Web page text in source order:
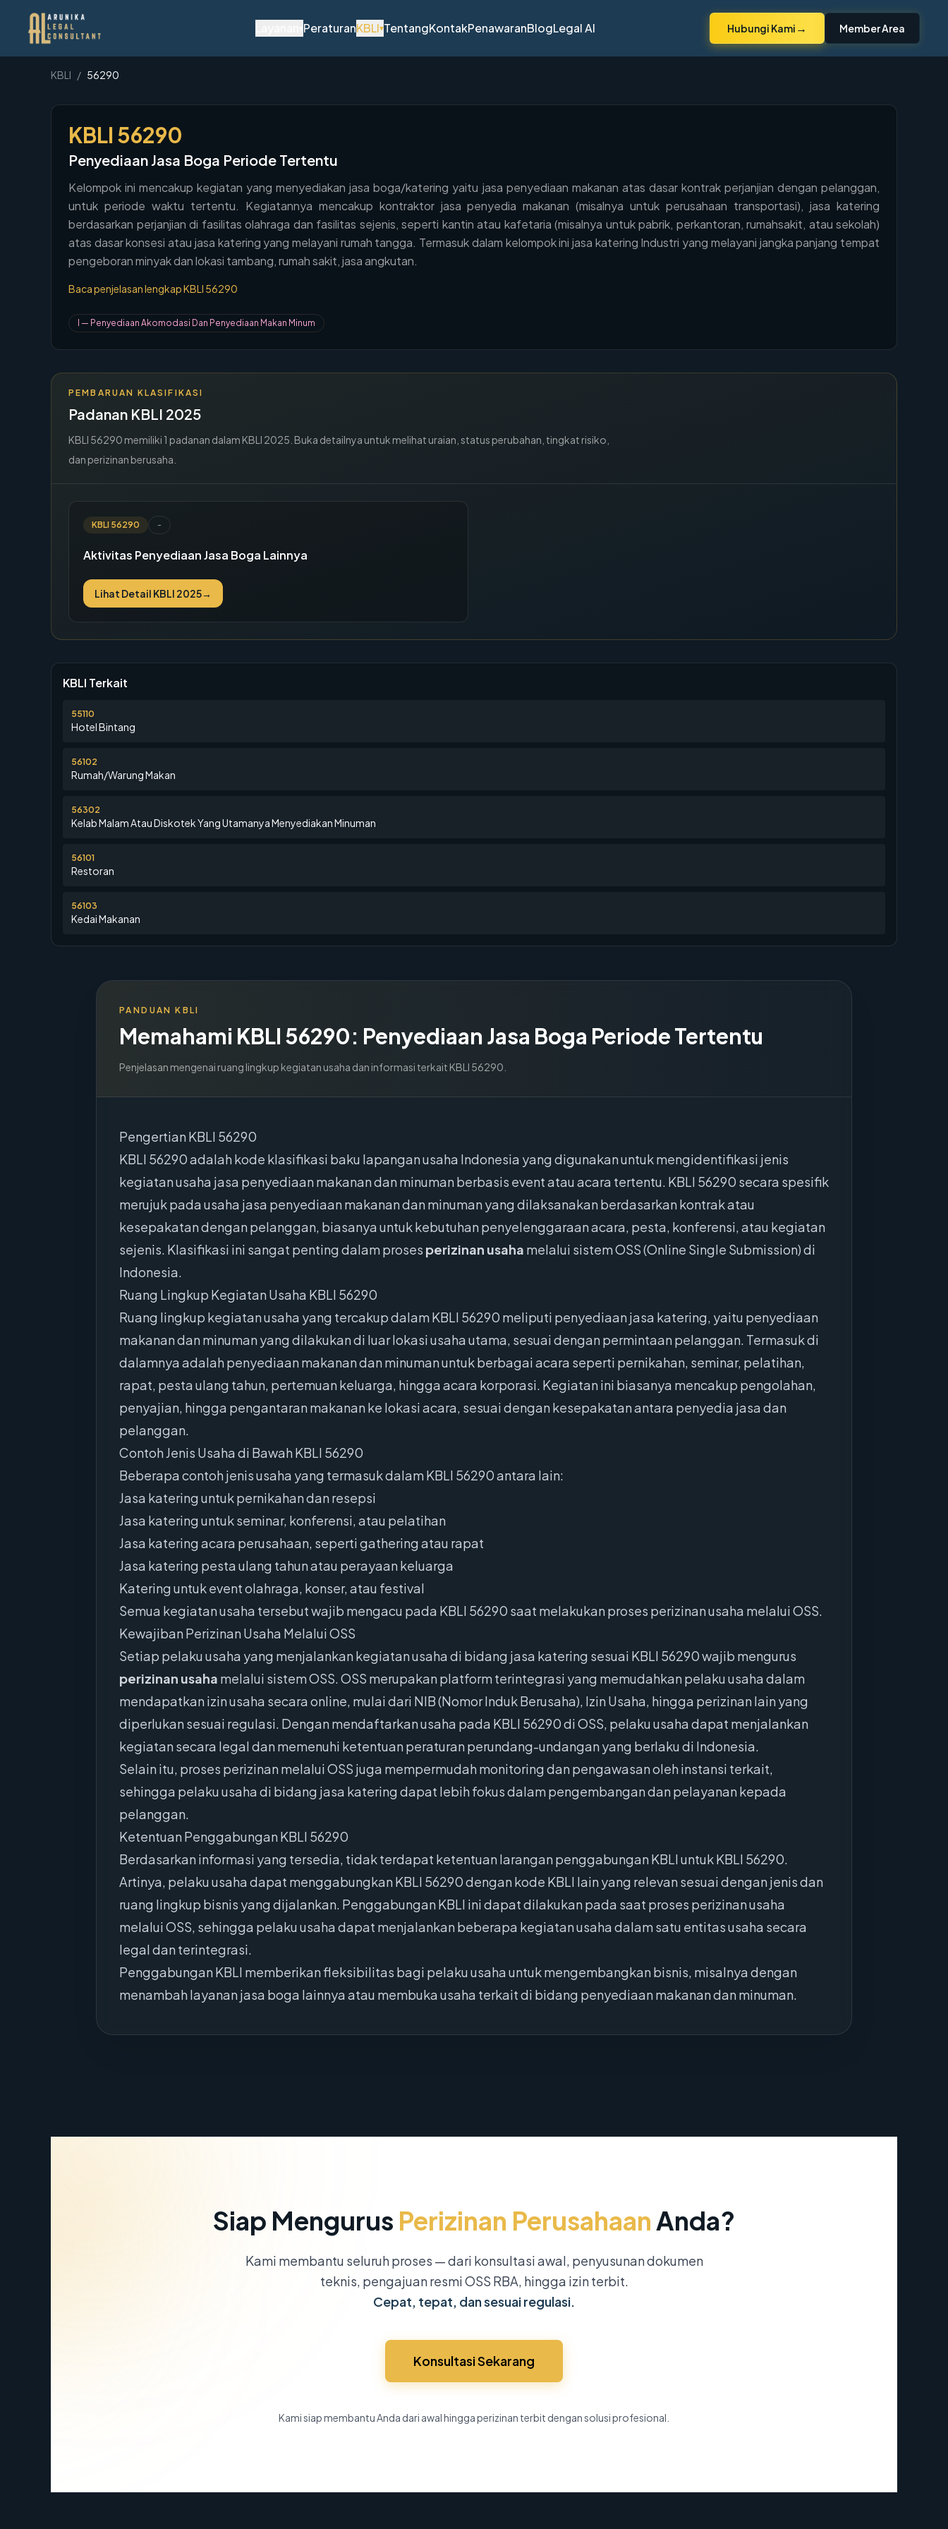
PeraturanKBLI▾TentangKontakPenawaranBlogLegal AI Hubungi Kami → Member Area
KBLI / 56290
KBLI 56290
Penyediaan Jasa Boga Periode Tertentu
Kelompok ini mencakup kegiatan yang menyediakan jasa boga/katering yaitu jasa penyediaan makanan atas dasar kontrak perjanjian dengan pelanggan,
untuk periode waktu tertentu. Kegiatannya mencakup kontraktor jasa penyedia makanan (misalnya untuk perusahaan transportasi), jasa katering
berdasarkan perjanjian di fasilitas olahraga dan fasilitas sejenis, seperti kantin atau kafetaria (misalnya untuk pabrik, perkantoran, rumahsakit, atau sekolah)
atas dasar konsesi atau jasa katering yang melayani rumah tangga. Termasuk dalam kelompok ini jasa katering Industri yang melayani jangka panjang tempat
pengeboran minyak dan lokasi tambang, rumah sakit, jasa angkutan.
Baca penjelasan lengkap KBLI 56290
— Penyediaan Akomodasi Dan Penyediaan Makan Minum
PEMBARUAN KLASIFIKASI
Padanan KBLI 2025
KBLI 56290 memiliki 1 padanan dalam KBLI 2025. Buka detailnya untuk melihat uraian, status perubahan, tingkat risiko,
dan perizinan berusaha.
KBLI 56290 -
Aktivitas Penyediaan Jasa Boga Lainnya
Lihat Detail KBLI 2025→
KBLI Terkait
55110
Hotel Bintang
56102
Rumah/Warung Makan
56302
Kelab Malam Atau Diskotek Yang Utamanya Menyediakan Minuman
56101
Restoran
56103
Kedai Makanan
PANDUAN KBLI
Memahami KBLI 56290: Penyediaan Jasa Boga Periode Tertentu
Penjelasan mengenai ruang lingkup kegiatan usaha dan informasi terkait KBLI 56290
Pengertian KBLI 56290
KBLI 56290 adalah kode klasifikasi baku lapangan usaha Indonesia yang digunakan untuk mengidentifikasi jenis
kegiatan usaha jasa penyediaan makanan dan minuman berbasis event atau acara tertentu. KBLI 56290 secara spesifik
merujuk pada usaha jasa penyediaan makanan dan minuman yang dilaksanakan berdasarkan kontrak atau
kesepakatan dengan pelanggan, biasanya untuk kebutuhan penyelenggaraan acara, pesta, konferensi, atau kegiatan
sejenis. Klasifikasi ini sangat penting dalam proses perizinan usaha melalui sistem OSS (Online Single Submission) di
Indonesia.
Ruang Lingkup Kegiatan Usaha KBLI 56290
Ruang lingkup kegiatan usaha yang tercakup dalam KBLI 56290 meliputi penyediaan jasa katering, yaitu penyediaan
makanan dan minuman yang dilakukan di luar lokasi usaha utama, sesuai dengan permintaan pelanggan. Termasuk di
dalamnya adalah penyediaan makanan dan minuman untuk berbagai acara seperti pernikahan, seminar, pelatihan,
rapat, pesta ulang tahun, pertemuan keluarga, hingga acara korporasi. Kegiatan ini biasanya mencakup pengolahan,
penyajian, hingga pengantaran makanan ke lokasi acara, sesuai dengan kesepakatan antara penyedia jasa dan
pelanggan.
Contoh Jenis Usaha di Bawah KBLI 56290
Beberapa contoh jenis usaha yang termasuk dalam KBLI 56290 antara lain:
Jasa katering untuk pernikahan dan resepsi
Jasa katering untuk seminar, konferensi, atau pelatihan
Jasa katering acara perusahaan, seperti gathering atau rapat
Jasa katering pesta ulang tahun atau perayaan keluarga
Katering untuk event olahraga, konser, atau festival
Semua kegiatan usaha tersebut wajib mengacu pada KBLI 56290 saat melakukan proses perizinan usaha melalui OSS.
Kewajiban Perizinan Usaha Melalui OSS
Setiap pelaku usaha yang menjalankan kegiatan usaha di bidang jasa katering sesuai KBLI 56290 wajib mengurus
perizinan usaha melalui sistem OSS. OSS merupakan platform terintegrasi yang memudahkan pelaku usaha dalam
mendapatkan izin usaha secara online, mulai dari NIB (Nomor Induk Berusaha), Izin Usaha, hingga perizinan lain yang
diperlukan sesuai regulasi. Dengan mendaftarkan usaha pada KBLI 56290 di OSS, pelaku usaha dapat menjalankan
kegiatan secara legal dan memenuhi ketentuan peraturan perundang-undangan yang berlaku di Indonesia.
Selain itu, proses perizinan melalui OSS juga mempermudah monitoring dan pengawasan oleh instansi terkait,
sehingga pelaku usaha di bidang jasa katering dapat lebih fokus dalam pengembangan dan pelayanan kepada
pelanggan.
Ketentuan Penggabungan KBLI 56290
Berdasarkan informasi yang tersedia, tidak terdapat ketentuan larangan penggabungan KBLI untuk KBLI 56290.
Artinya, pelaku usaha dapat menggabungkan KBLI 56290 dengan kode KBLI lain yang relevan sesuai dengan jenis dan
ruang lingkup bisnis yang dijalankan. Penggabungan KBLI ini dapat dilakukan pada saat proses perizinan usaha
melalui OSS, sehingga pelaku usaha dapat menjalankan beberapa kegiatan usaha dalam satu entitas usaha secara
legal dan terintegrasi.
Penggabungan KBLI memberikan fleksibilitas bagi pelaku usaha untuk mengembangkan bisnis, misalnya dengan
menambah layanan jasa boga lainnya atau membuka usaha terkait di bidang penyediaan makanan dan minuman.
Siap Mengurus Perizinan PerusahaanAnda?
Kami membantu seluruh proses — dari konsultasi awal, penyusunan dokumen
teknis, pengajuan resmi OSS RBA, hingga izin terbit.
Cepat, tepat, dan sesuai regulasi.
Konsultasi Sekarang
Kami siap membantu Anda dari awal hingga perizinan terbit dengan solusi profesional.